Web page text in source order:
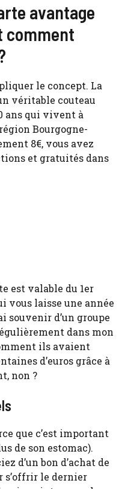
avantage
comment
le concept. La
véritable couteau
ans qui vivent à
Bourgogne-
8€, vous avez
et gratuités dans
est valable du 1er
vous laisse une année
souvenir d’un groupe
dans mon
ils avaient
d’euros grâce à
non ?
que c’est important
de son estomac).
d’un bon d’achat de
s’offrir le dernier